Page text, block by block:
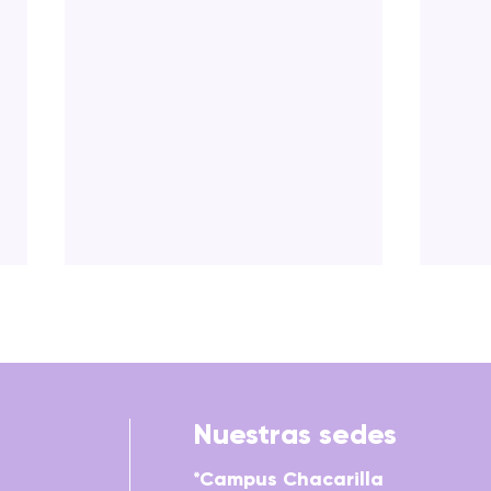
DOMÓTICA: TRATADOS,
Nuestras sedes
*Campus Chacarilla